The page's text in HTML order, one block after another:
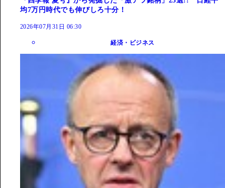
均7万円時代でも伸びしろ十分！
2026年07月31日 06:30
経済・ビジネス